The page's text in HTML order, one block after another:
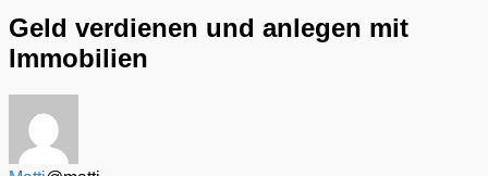
Geld verdienen und anlegen mit
Immobilien